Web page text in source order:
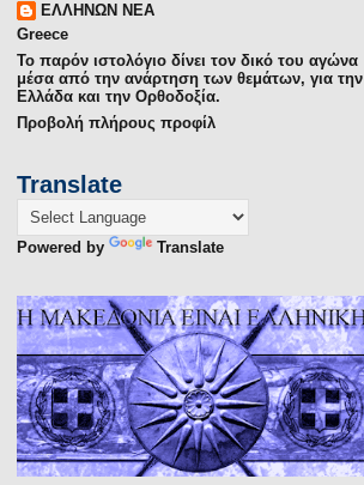
ΕΛΛΗΝΩΝ ΝΕΑ
Greece
Το παρόν ιστολόγιο δίνει τον δικό του αγώνα
μέσα από την ανάρτηση των θεμάτων, για την
Ελλάδα και την Ορθοδοξία.
Προβολή πλήρους προφίλ
Translate
Powered by Translate